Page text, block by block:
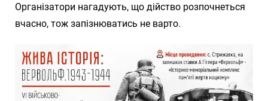
Організатори нагадують, що дійство розпочнеться
вчасно, тож запізнюватись не варто.